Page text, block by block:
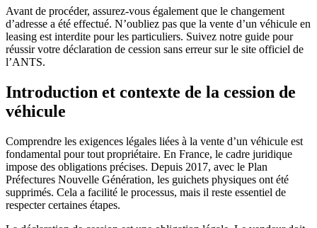
Avant de procéder, assurez-vous également que le changement
d’adresse a été effectué. N’oubliez pas que la vente d’un véhicule en
leasing est interdite pour les particuliers. Suivez notre guide pour
réussir votre déclaration de cession sans erreur sur le site officiel de
l’ANTS.
Introduction et contexte de la cession de
véhicule
Comprendre les exigences légales liées à la vente d’un véhicule est
fondamental pour tout propriétaire. En France, le cadre juridique
impose des obligations précises. Depuis 2017, avec le Plan
Préfectures Nouvelle Génération, les guichets physiques ont été
supprimés. Cela a facilité le processus, mais il reste essentiel de
respecter certaines étapes.